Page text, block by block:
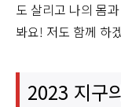
도 살리고 나의 몸
봐요! 저도 함께 하
2023 지구